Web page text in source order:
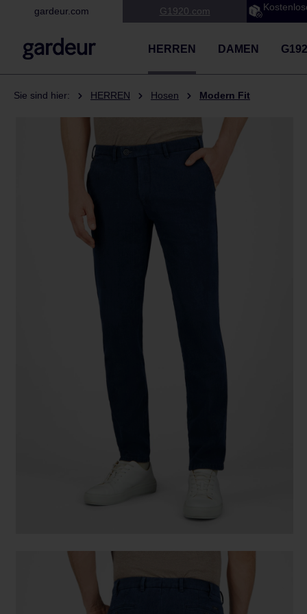
Hauptinhalt springen
Zur Suche springen
Zur Hauptnavigation springen
gardeur.com G1920.com
HERREN DAMEN
Sie sind hier: HERREN Hosen Modern Fit